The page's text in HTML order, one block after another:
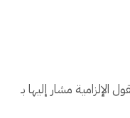
الإلزامية مشار إليها بـ